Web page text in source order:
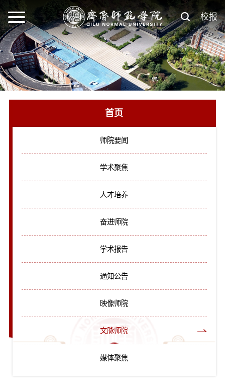
校报
首页
师院要闻
学术聚焦
人才培养
奋进师院
学术报告
通知公告
映像师院
文脉师院
媒体聚焦